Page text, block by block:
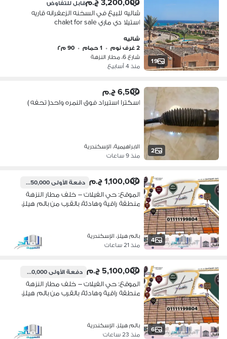
19
قابل للتفاوض
شاليه للبيع في السخنه الزعفرانه قاريه
استيلا دي ماري chalet for sale
شاليه
2 غرف نوم
• 1 حمام • 90 م٢
شارع 6، مطار النزهة
منذ 4 أسابيع
2
6,500 ج.م
اسكترا استيراد فوق النمره واحد( تحفه )
الابراهيمية، الإسكندرية
منذ 9 ساعات
4
1,100,000 ج.م دفعة الأولى550,000 ج.م
الموقع: حي الفيلات – خلف مطار النزهة
منطقة راقية وهادئة، بالقرب من بالم هيلز،
بالم هيلز، الإسكندرية
منذ 21 ساعات
6
5,100,000 ج.م دفعة الأولى2,550,000 ج.م
الموقع: حي الفيلات – خلف مطار النزهة
منطقة راقية وهادئة، بالقرب من بالم هيلز،
بالم هيلز، الإسكندرية
منذ 23 ساعات